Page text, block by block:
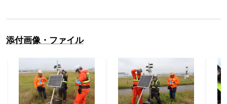
添付画像・ファイル